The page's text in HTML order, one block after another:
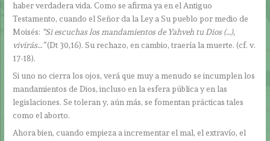
haber verdadera vida. Como se afirma ya en el Antiguo
Testamento, cuando el Señor da la Ley a Su pueblo por medio de
Moisés: “Si escuchas los mandamientos de Yahveh tu Dios (…),
vivirás…”(Dt 30,16). Su rechazo, en cambio, traería la muerte. (cf. v.
17-18).
Si uno no cierra los ojos, verá que muy a menudo se incumplen los
mandamientos de Dios, incluso en la esfera pública y en las
legislaciones. Se toleran y, aún más, se fomentan prácticas tales
como el aborto.
Ahora bien, cuando empieza a incrementar el mal, el extravío, el